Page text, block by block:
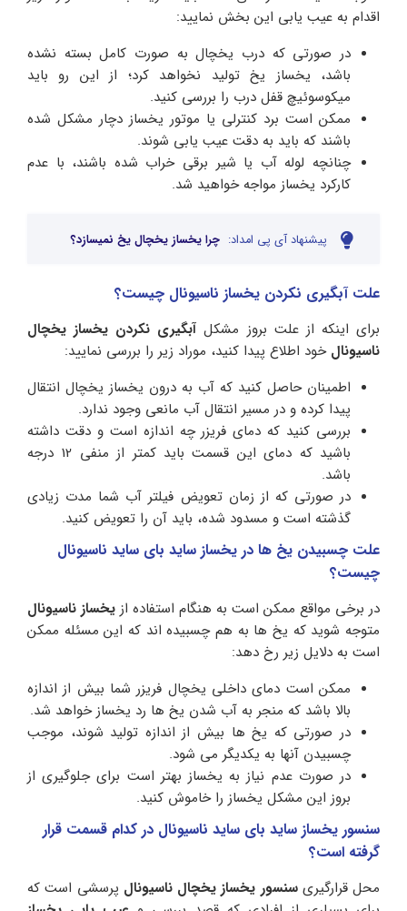
اقدام به عیب یابی این بخش نمایید:
در صورتی که درب یخچال به صورت کامل بسته نشده
باشد، یخساز یخ تولید نخواهد کرد؛ از این رو باید
میکوسوئیچ قفل درب را بررسی کنید.
ممکن است برد کنترلی یا موتور یخساز دچار مشکل شده
باشند که باید به دقت عیب یابی شوند.
چنانچه لوله آب یا شیر برقی خراب شده باشند، با عدم
کارکرد یخساز مواجه خواهید شد.
پیشنهاد آی پی امداد: چرا یخساز یخچال یخ نمیسازد؟
علت آبگیری نکردن یخساز ناسیونال چیست؟
برای اینکه از علت بروز مشکل آبگیری نکردن یخساز یخچال
ناسیونال خود اطلاع پیدا کنید، موراد زیر را بررسی نمایید:
اطمینان حاصل کنید که آب به درون یخساز یخچال انتقال
پیدا کرده و در مسیر انتقال آب مانعی وجود ندارد.
بررسی کنید که دمای فریزر چه اندازه است و دقت داشته
باشید که دمای این قسمت باید کمتر از منفی 12 درجه
باشد.
در صورتی که از زمان تعویض فیلتر آب شما مدت زیادی
گذشته است و مسدود شده، باید آن را تعویض کنید.
علت چسبیدن یخ ها در یخساز ساید بای ساید ناسیونال
چیست؟
در برخی مواقع ممکن است به هنگام استفاده از یخساز ناسیونال
متوجه شوید که یخ ها به هم چسبیده اند که این مسئله ممکن
است به دلایل زیر رخ دهد:
ممکن است دمای داخلی یخچال فریزر شما بیش از اندازه
بالا باشد که منجر به آب شدن یخ ها رد یخساز خواهد شد.
در صورتی که یخ ها بیش از اندازه تولید شوند، موجب
چسبیدن آنها به یکدیگر می شود.
در صورت عدم نیاز به یخساز بهتر است برای جلوگیری از
بروز این مشکل یخساز را خاموش کنید.
سنسور یخساز ساید بای ساید ناسیونال در کدام قسمت قرار
گرفته است؟
محل قرارگیری سنسور یخساز یخچال ناسیونال پرسشی است که